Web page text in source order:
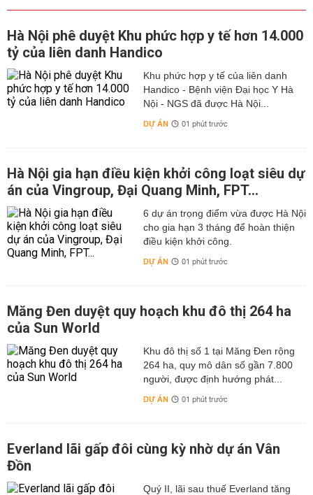
Hà Nội phê duyệt Khu phức hợp y tế hơn 14.000
tỷ của liên danh Handico
Khu phức hợp y tế của liên danh
Handico - Bệnh viện Đại học Y Hà
Nội - NGS đã được Hà Nội...
DỰ ÁN 01 phút trước
Hà Nội gia hạn điều kiện khởi công loạt siêu dự
án của Vingroup, Đại Quang Minh, FPT...
6 dự án trọng điểm vừa được Hà Nội
cho gia hạn 3 tháng để hoàn thiện
điều kiện khởi công.
DỰ ÁN 01 phút trước
Măng Đen duyệt quy hoạch khu đô thị 264 ha
của Sun World
Khu đô thị số 1 tại Măng Đen rộng
264 ha, quy mô dân số gần 7.800
người, được định hướng phát...
DỰ ÁN 01 phút trước
Everland lãi gấp đôi cùng kỳ nhờ dự án Vân
Đồn
Quý II, lãi sau thuế Everland tăng